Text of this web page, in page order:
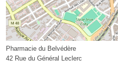
Pharmacie du Belvédère
42 Rue du Général Leclerc